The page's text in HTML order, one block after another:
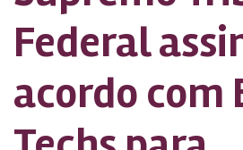
Federal
acordo com